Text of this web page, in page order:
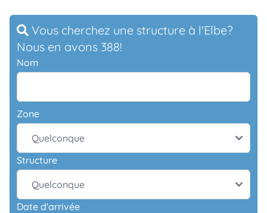
Vous cherchez une structure à l'Elbe?
Nous en avons 388!
Nom
Zone
Structure
Date d'arrivée